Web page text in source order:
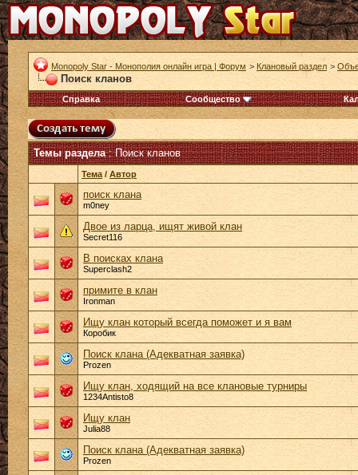
Monopoly Star - Монополия онлайн игра | Форум > Клановый раздел >
Поиск кланов
Справка Сообщество
Темы раздела: Поиск кланов
Тема / Автор
поиск клана
m0ney
Двое из ларца, ищят живой клан
Secret116
В поисках клана
Superclash2
примите в клан
Ironman
Ищу клан который всегда поможет и я вам
Коробик
Поиск клана (Адекватная заявка)
Prozen
Ищу клан, ходящий на все клановые турниры
1234Antisto8
Ищу клан
Julia88
Поиск клана (Адекватная заявка)
Prozen